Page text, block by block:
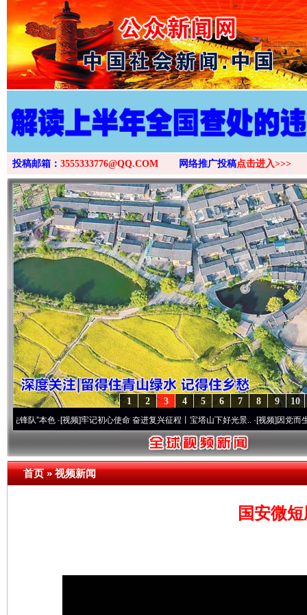
>
投稿邮箱： 3555333776@QQ.COM 网络推广投稿点击进入>>>
10
9
8
7
6
5
4
3
2
1
本色·[视频]牢记初心使命 奋进复兴征程丨宝塔山下好光景..·[视频]因党而生 为党而
首页»视频新闻
国安微